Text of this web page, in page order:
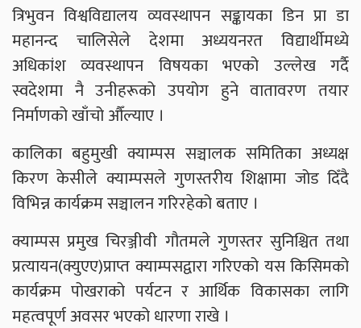
त्रिभुवन विश्वविद्यालय व्यवस्थापन सङ्कायका डिन प्रा डा
महानन्द चालिसेले देशमा अध्ययनरत विद्यार्थीमध्ये
अधिकांश व्यवस्थापन विषयका भएको उल्लेख गर्दै
स्वदेशमा नै उनीहरूको उपयोग हुने वातावरण तयार
निर्माणको खाँचो औँल्याए ।
कालिका बहुमुखी क्याम्पस सञ्चालक समितिका अध्यक्ष
किरण केसीले क्याम्पसले गुणस्तरीय शिक्षामा जोड दिँदै
विभिन्न कार्यक्रम सञ्चालन गरिरहेको बताए ।
क्याम्पस प्रमुख चिरञ्जीवी गौतमले गुणस्तर सुनिश्चित तथा
प्रत्यायन(क्युएए)प्राप्त क्याम्पसद्वारा गरिएको यस किसिमको
कार्यक्रम पोखराको पर्यटन र आर्थिक विकासका लागि
महत्वपूर्ण अवसर भएको धारणा राखे ।